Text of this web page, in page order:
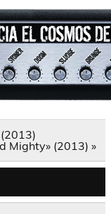
Mighty» (2013) »